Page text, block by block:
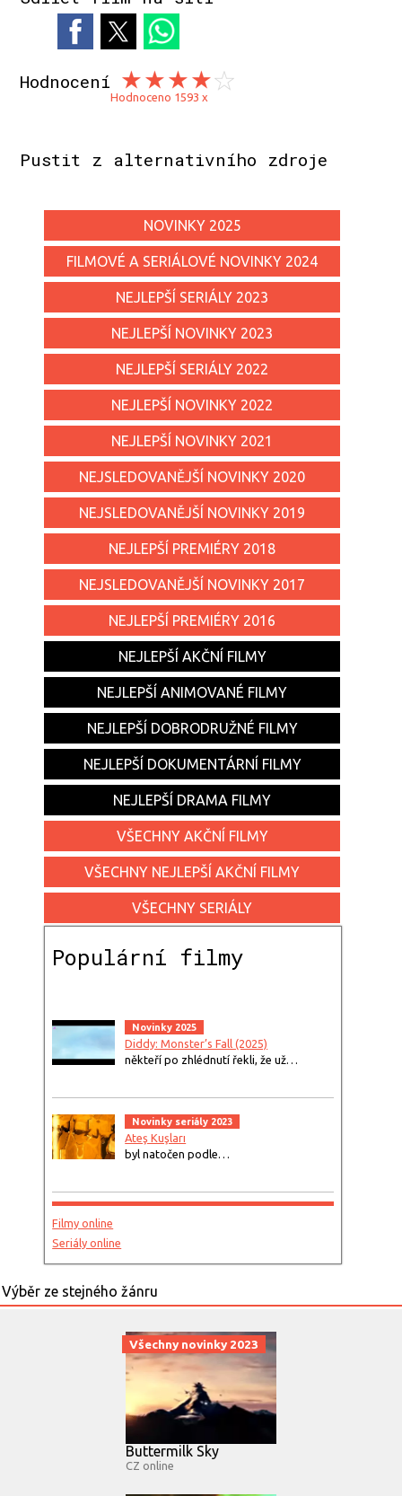
Hodnocení
Hodnoceno 1593 x
Pustit z alternativního zdroje
NOVINKY 2025
FILMOVÉ A SERIÁLOVÉ NOVINKY 2024
NEJLEPŠÍ SERIÁLY 2023
NEJLEPŠÍ NOVINKY 2023
NEJLEPŠÍ SERIÁLY 2022
NEJLEPŠÍ NOVINKY 2022
NEJLEPŠÍ NOVINKY 2021
NEJSLEDOVANĚJŠÍ NOVINKY 2020
NEJSLEDOVANĚJŠÍ NOVINKY 2019
NEJLEPŠÍ PREMIÉRY 2018
NEJSLEDOVANĚJŠÍ NOVINKY 2017
NEJLEPŠÍ PREMIÉRY 2016
NEJLEPŠÍ AKČNÍ FILMY
NEJLEPŠÍ ANIMOVANÉ FILMY
NEJLEPŠÍ DOBRODRUŽNÉ FILMY
NEJLEPŠÍ DOKUMENTÁRNÍ FILMY
NEJLEPŠÍ DRAMA FILMY
VŠECHNY AKČNÍ FILMY
VŠECHNY NEJLEPŠÍ AKČNÍ FILMY
VŠECHNY SERIÁLY
Populární filmy
Novinky 2025
Diddy: Monster’s Fall (2025)
někteří po zhlédnutí řekli, že už…
Novinky seriály 2023
Ateş Kuşları
byl natočen podle…
Filmy online
Seriály online
Všechny novinky 2023
Buttermilk Sky
CZ online